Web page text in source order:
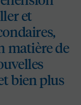
et
matière de
bien plus